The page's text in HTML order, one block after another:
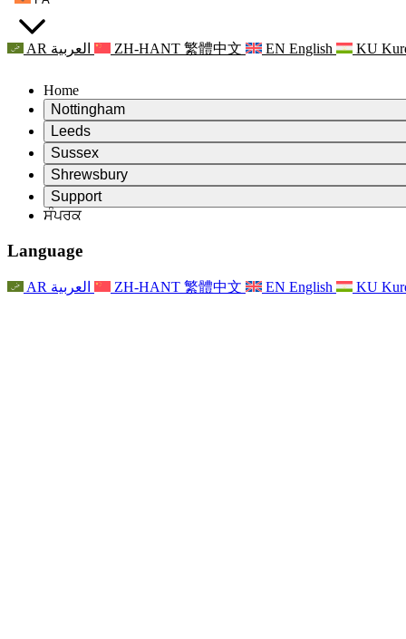
AR العربية ZH-HANT 繁體中文 EN English KU
Home
Nottingham
Review
ਸਮੀਖਿਆ ਦੇ ਚੇਅਰਮੈਨ
ਸੁਤੰਤਰ ਸਮੀਖਿਆ ਟੀਮ
ਸੰਦਰਭ ਦੀਆਂ ਸ਼ਰਤਾਂ
ਸੁਤੰਤਰ ਸਮੀਖਿਆ ਦੀ ਅੰਤਿਮ ਰਿਪੋਰਟ
ਅਕਸਰ ਪੁੱਛੇ ਜਾਣ ਵਾਲੇ ਸਵਾਲ
ਪਰਿਵਾਰਕ ਫੀਡਬੈਕ ਪ੍ਰਕਿਰਿਆ
ਨਿਊਜ਼ਲੈਟਰ
Leeds
Review
ਸਮੀਖਿਆ ਦੇ ਚੇਅਰਮੈਨ
ਸੁਤੰਤਰ ਸਮੀਖਿਆ ਟੀਮ
ਹਵਾਲੇ ਦੀਆਂ ਸ਼ਰਤਾਂ
ਸੰਪਰਕ
ਪਰਿਵਾਰਾਂ ਲਈ ਮਨੋਵਿਗਿਆਨਕ ਸਹਾਇਤਾ
ਪਰਿਵਾਰਾਂ ਲਈ ਅੱਪਡੇਟ
ਘਟਨਾਵਾਂ
For Staff
Sussex
Review
ਸਮੀਖਿਆ ਦੇ ਚੇਅਰਮੈਨ
ਸੁਤੰਤਰ ਸਮੀਖਿਆ ਟੀਮ
ਸੰਦਰਭ ਦੀਆਂ ਸ਼ਰਤਾਂ
For Families
ਪਰਿਵਾਰਾਂ ਲਈ ਅੱਪਡੇਟ
Shrewsbury
Review
ਜਣੇਪਾ ਸਮੀਖਿਆ ਵਾਸਤੇ ਸੰਦਰਭ ਦੀਆਂ ਸ਼ਰਤਾਂ
ਸੁਤੰਤਰ ਸਮੀਖਿਆ ਦੀ ਅੰਤਿਮ ਰਿਪੋਰਟ
ਸੁਤੰਤਰ ਸਮੀਖਿਆ ਦੀ ਪਹਿਲੀ ਰਿਪੋਰਟ
For Families
Support
Leeds
Nottingham
ਪਰਿਵਾਰਕ ਮਨੋਵਿਗਿਆਨਕ ਸਹਾਇਤਾ ਸੇਵਾ
ਮਾਨਸਿਕ ਸਿਹਤ ਸੰਕਟ ਸਹਾਇਤਾ
ਖੇਤਰੀ ਸੇਵਾਵਾਂ ਨੌਟਿੰਘਮ
ਸੰਪਰਕ
Language
AR العربية ZH-HANT 繁體中文 EN English KU